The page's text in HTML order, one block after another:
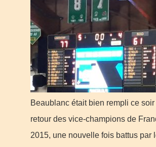
Beaublanc était bien rempli ce
retour des vice-champions de
2015, une nouvelle fois battus par